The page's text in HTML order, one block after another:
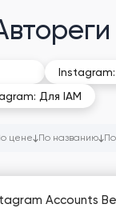
Для IAM
цене По названию
Accounts